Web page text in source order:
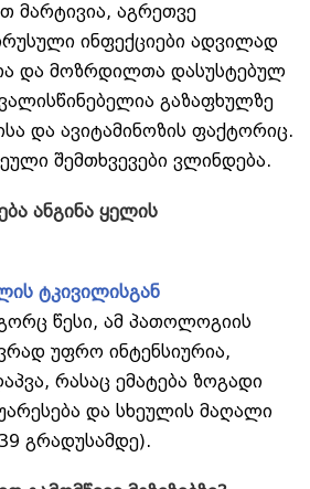
მარტივია, აგრეთვე
ინფექციები ადვილად
და მოზრდილთა დასუსტებულ
გაზაფხულზე
და ავიტამინოზის ფაქტორიც.
შემთხვევები ვლინდება.
ანგინა ყელის
ტკივილისგან
წესი, ამ პათოლოგიის
უფრო ინტენსიურია,
რასაც ემატება ზოგადი
და სხეულის მაღალი
გრადუსამდე).